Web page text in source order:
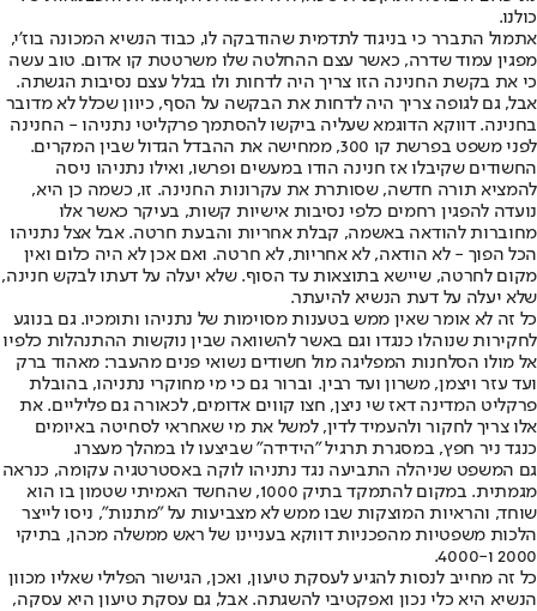
כולנו.
אתמול התברר כי בניגוד לתדמית שהודבקה לו, כבוד הנשיא המכונה בוז'י,
מפגין עמוד שדרה, כאשר עצם ההחלטה שלו משרטטת קו אדום. טוב עשה
כי את בקשת החנינה הזו צריך היה לדחות ולו בגלל עצם נסיבות הגשתה.
אבל, גם לגופה צריך היה לדחות את הבקשה על הסף, כיוון שכלל לא מדובר
בחנינה. דווקא הדוגמא שעליה ביקשו להסתמך פרקליטי נתניהו - החנינה
לפני משפט בפרשת קו 300, ממחישה את ההבדל הגדול שבין המקרים.
החשודים שקיבלו אז חנינה הודו במעשים ופרשו, ואילו נתניהו ניסה
להמציא תורה חדשה, שסותרת את עקרונות החנינה. זו, כשמה כן היא,
נועדה להפגין רחמים כלפי נסיבות אישיות קשות, בעיקר כאשר אלו
מחוברות להודאה באשמה, קבלת אחריות והבעת חרטה. אבל אצל נתניהו
הכל הפוך - לא הודאה, לא אחריות, לא חרטה. ואם אכן לא היה כלום ואין
מקום לחרטה, שיישא בתוצאות עד הסוף. שלא יעלה על דעתו לבקש חנינה,
שלא יעלה על דעת הנשיא להיעתר.
כל זה לא אומר שאין ממש בטענות מסוימות של נתניהו ותומכיו. גם בנוגע
לחקירות שנוהלו כנגדו וגם באשר להשוואה שבין נוקשות ההתנהלות כלפיו
אל מולו הסלחנות המפליגה מול חשודים נשואי פנים מהעבר: מאהוד ברק
ועד עזר ויצמן, משרון ועד רבין. וברור גם כי מי מחוקרי נתניהו, בהובלת
פרקליט המדינה דאז שי ניצן, חצו קווים אדומים, לכאורה גם פליליים. את
אלו צריך לחקור ולהעמיד לדין, למשל את מי שאחראי לסחיטה באיומים
כנגד ניר חפץ, במסגרת תרגיל "הידידה" שביצעו לו במהלך מעצרו.
גם המשפט שניהלה התביעה נגד נתניהו לוקה באסטרטגיה עקומה, כנראה
מגמתית. במקום להתמקד בתיק 1000, שהחשד האמיתי שטמון בו הוא
שוחד, והראיות המוצקות שבו ממש לא מצביעות על "מתנות", ניסו לייצר
הלכות משפטיות מהפכניות דווקא בעניינו של ראש ממשלה מכהן, בתיקי
2000 ו-4000.
כל זה מחייב לנסות להגיע לעסקת טיעון, ואכן, הגישור הפלילי שאליו מכוון
הנשיא היא כלי נכון ואפקטיבי להשגתה. אבל, גם עסקת טיעון היא עסקה,